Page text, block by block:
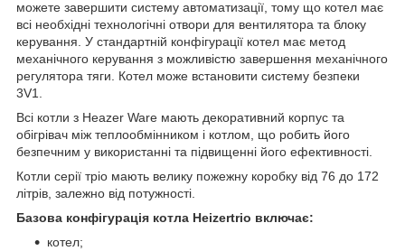
можете завершити систему автоматизації, тому що котел має
всі необхідні технологічні отвори для вентилятора та блоку
керування. У стандартній конфігурації котел має метод
механічного керування з можливістю завершення механічного
регулятора тяги. Котел може встановити систему безпеки
3V1.
Всі котли з Heazer Ware мають декоративний корпус та
обігрівач між теплообмінником і котлом, що робить його
безпечним у використанні та підвищенні його ефективності.
Котли серії тріо мають велику пожежну коробку від 76 до 172
літрів, залежно від потужності.
Базова конфігурація котла Heizertrio включає:
котел;